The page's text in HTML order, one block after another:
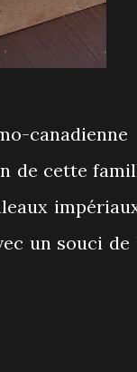
de cette
un souci de